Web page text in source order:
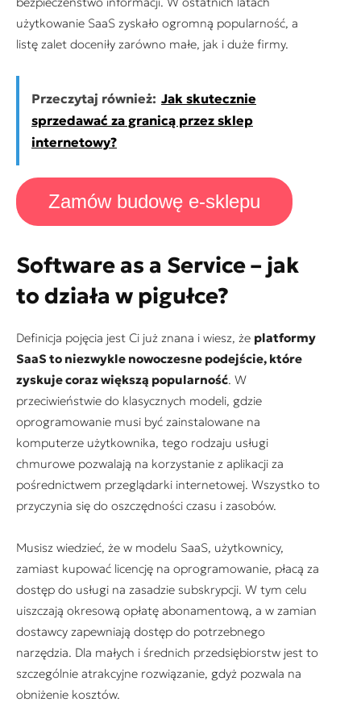
użytkowanie SaaS zyskało ogromną popularność, a
listę zalet doceniły zarówno małe, jak i duże firmy.
Przeczytaj również: Jak skutecznie
sprzedawać za granicą przez sklep
internetowy?
Zamów budowę e-sklepu
Software as a Service – jak
to działa w pigułce?
Definicja pojęcia jest Ci już znana i wiesz, że platformy
SaaS to niezwykle nowoczesne podejście, które
zyskuje coraz większą popularność. W
przeciwieństwie do klasycznych modeli, gdzie
oprogramowanie musi być zainstalowane na
komputerze użytkownika, tego rodzaju usługi
chmurowe pozwalają na korzystanie z aplikacji za
pośrednictwem przeglądarki internetowej. Wszystko to
przyczynia się do oszczędności czasu i zasobów.
Musisz wiedzieć, że w modelu SaaS, użytkownicy,
zamiast kupować licencję na oprogramowanie, płacą za
dostęp do usługi na zasadzie subskrypcji. W tym celu
uiszczają okresową opłatę abonamentową, a w zamian
dostawcy zapewniają dostęp do potrzebnego
narzędzia. Dla małych i średnich przedsiębiorstw jest to
szczególnie atrakcyjne rozwiązanie, gdyż pozwala na
obniżenie kosztów.